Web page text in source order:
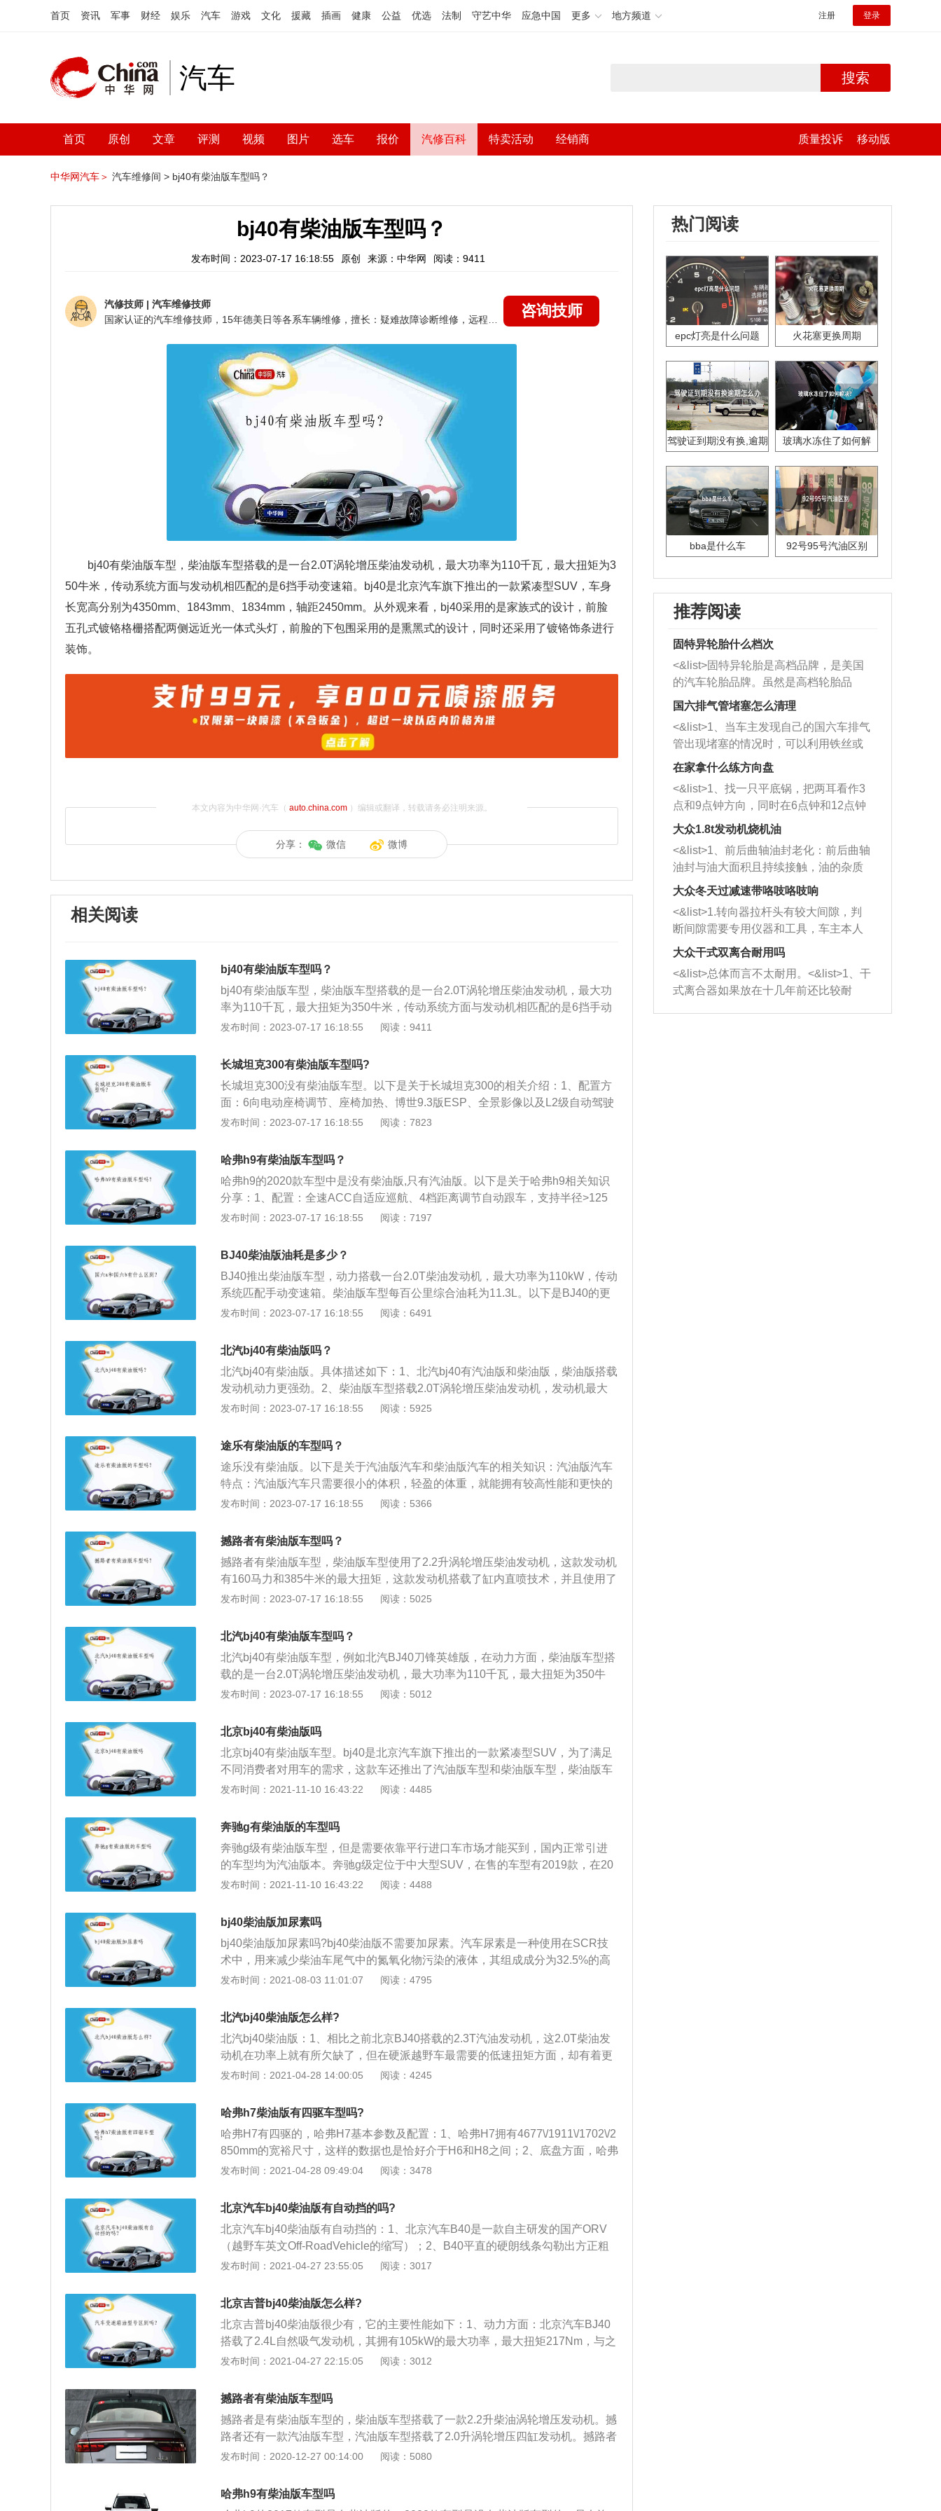
首页 资讯 军事 财经 娱乐 汽车 游戏 文化 援藏 插画 健康 公益 优选 法制 守艺中华 应急中国 更多 地方频道 注册 登录
汽车 搜索
首页 原创 文章 评测 视频 图片 选车 报价 汽修百科 特卖活动 经销商 质量投诉 移动版
中华网汽车＞ 汽车维修间 > bj40有柴油版车型吗？
bj40有柴油版车型吗？
发布时间：2023-07-17 16:18:55 原创 来源：中华网 阅读：9411
汽修技师 | 汽车维修技师
咨询技师
bj40有柴油版车型，柴油版车型搭载的是一台2.0T涡轮增压柴油发动机，最大功率为110千瓦，最大扭矩为3
50牛米，传动系统方面与发动机相匹配的是6挡手动变速箱。bj40是北京汽车旗下推出的一款紧凑型SUV，车身
长宽高分别为4350mm、1843mm、1834mm，轴距2450mm。从外观来看，bj40采用的是家族式的设计，前脸
五孔式镀铬格栅搭配两侧远近光一体式头灯，前脸的下包围采用的是熏黑式的设计，同时还采用了镀铬饰条进行
装饰。
本文内容为中华网·汽车（ auto.china.com）编辑或翻译，转载请务必注明来源。
分享： 微信 微博
相关阅读
bj40有柴油版车型吗？
bj40有柴油版车型，柴油版车型搭载的是一台2.0T涡轮增压柴油发动机，最大功
率为110千瓦，最大扭矩为350牛米，传动系统方面与发动机相匹配的是6挡手动
变速箱。bj40是北京汽车旗下推出的一款紧凑型SUV，车身长宽高分别为4350m
计，前脸五孔式镀铬格栅搭配两侧远近光一体式头灯，前脸的下包围采用的是熏
黑式的设计，同时还采用了镀铬饰条进行装饰。
发布时间：2023-07-17 16:18:55 阅读：9411
长城坦克300有柴油版车型吗?
长城坦克300没有柴油版车型。以下是关于长城坦克300的相关介绍：1、配置方
面：6向电动座椅调节、座椅加热、博世9.3版ESP、全景影像以及L2级自动驾驶
技术、ACC自适应巡航和智能驾驶辅助等功能。2、外观方面：方正的车头搭配
面：长城坦克300搭载2.0T-L4发动机，最大功率167kW，最大扭矩387N·m，配
备8挡手自一体变速箱。
发布时间：2023-07-17 16:18:55 阅读：7823
哈弗h9有柴油版车型吗？
哈弗h9的2020款车型中是没有柴油版,只有汽油版。以下是关于哈弗h9相关知识
分享：1、配置：全速ACC自适应巡航、4档距离调节自动跟车，支持半径>125
米弯路的跟随功能；具备跟停功能及从静止跟随起步功能，能够很好地工作在雨
KW最大扭矩385N·m（1800-3600rpm）、采用缸内直喷、双流道增压器、双VV
T、双侧置平衡轴等技术，≥92号汽油均满足使用。
发布时间：2023-07-17 16:18:55 阅读：7197
BJ40柴油版油耗是多少？
BJ40推出柴油版车型，动力搭载一台2.0T柴油发动机，最大功率为110kW，传动
系统匹配手动变速箱。柴油版车型每百公里综合油耗为11.3L。以下是BJ40的更
多资料：1、北京吉普BJ40是一款国产ORV越野车，于2013年12月28日上市。
mm。2、北京汽车BJ40汽油版车型搭载的是2.3T涡轮增压发动机，其最大功率为
170kW，峰值扭矩为345牛·米。与之匹配的是6速手自一体变速箱。
发布时间：2023-07-17 16:18:55 阅读：6491
北汽bj40有柴油版吗？
北汽bj40有柴油版。具体描述如下：1、北汽bj40有汽油版和柴油版，柴油版搭载
发动机动力更强劲。2、柴油版车型搭载2.0T涡轮增压柴油发动机，发动机最大
功率为110kw，最大扭矩为350牛米，传动系统配置与发动机相匹配6挡手动变速
扭矩更大，极端条件下行驶，顺利通过极限险恶路况。
发布时间：2023-07-17 16:18:55 阅读：5925
途乐有柴油版的车型吗？
途乐没有柴油版。以下是关于汽油版汽车和柴油版汽车的相关知识：汽油版汽车
特点：汽油版汽车只需要很小的体积，轻盈的体重，就能拥有较高性能和更快的
响应速度，宽泛的转速区间也能够带来更好的操控感觉。但汽油机所以热效率比
重。但也正是柴油机因为高压缩比低转速的特性，能把热量更好的转化成动能，
所以柴油机有着更好的热效率，也就是更好的油耗表现。
发布时间：2023-07-17 16:18:55 阅读：5366
撼路者有柴油版车型吗？
撼路者有柴油版车型，柴油版车型使用了2.2升涡轮增压柴油发动机，这款发动机
有160马力和385牛米的最大扭矩，这款发动机搭载了缸内直喷技术，并且使用了
铝合金缸盖和铸铁缸体，与这款发动机匹配的是6速手动变速箱。撼路者的前悬
版车型也有四驱版车型，四驱版车型搭载了全时四驱系统，并且使用了多片离合
器式中央差速器。
发布时间：2023-07-17 16:18:55 阅读：5025
北汽bj40有柴油版车型吗？
北汽bj40有柴油版车型，例如北汽BJ40刀锋英雄版，在动力方面，柴油版车型搭
载的是一台2.0T涡轮增压柴油发动机，最大功率为110千瓦，最大扭矩为350牛
米，在传动系统方面，与发动机相匹配的是6挡手动变速箱。北汽bj40平直的硬朗
号，夸张的前后保险杠和突出的轮眉增添了野性之美。该车的车内配置广角倒车
雷达、电动可折叠外后车镜、顶置音响、室内灯、出风口兼具饮料冷藏功能，增
强了车型便捷易用的特质。
发布时间：2023-07-17 16:18:55 阅读：5012
北京bj40有柴油版吗
北京bj40有柴油版车型。bj40是北京汽车旗下推出的一款紧凑型SUV，为了满足
不同消费者对用车的需求，这款车还推出了汽油版车型和柴油版车型，柴油版车
型搭载的发动机动力更加强劲。在动力方面，柴油版车型搭载的是一台2.0T涡轮
动系统方面，与发动机相匹配的是6挡手动变速箱。柴油版车型与汽油版车型在
外观方面基本保持一致，整体的外观依旧采用的是方正的造型，柴油版车型的发
布进一步丰富了bj40系列车型的产品线。柴油版车型还推出了两门版车型和四门
版车型供消费者选择，对于越野爱好者来说，柴油版的车型会更加吸引人，因为
柴油版车型搭载的发动机产生的扭矩更大，在极端的条件下行驶，能够顺利通过
之后，汽车的动力表现会更加优秀。
发布时间：2021-11-10 16:43:22 阅读：4485
奔驰g有柴油版的车型吗
奔驰g级有柴油版车型，但是需要依靠平行进口车市场才能买到，国内正常引进
的车型均为汽油版本。奔驰g级定位于中大型SUV，在售的车型有2019款，在20
19年5月上市，符合国六排放标准。2019款奔驰g级的长、宽、高分别为4857m
方式，四驱形式为全时四驱，中央差速器类型为开放式差速器。2019款奔驰g级
的前、后悬架为双叉臂式独立悬架和整体桥式非独立悬架，车体结构为非承载
式。2019款奔驰g级的安全配置有:主/副驾驶位安全气囊、前排侧气囊、前/后排
头部气囊、胎压监测、前排安全带未系提醒、儿童座椅接口、ABS防抱死、制动
力分配、刹车辅助、牵引力控制、车身稳定系统、并线辅助、车道偏离预警系
本发动机，匹配9档手自一体变速箱。4.0T版本发动机的最大输出动力为310千
瓦，最大扭矩为610牛/米，最高车速为210千米/小时，百公里加速时间为5.9秒，
工信部公布的百公里综合油耗为11.8L。
发布时间：2021-11-10 16:43:22 阅读：4488
bj40柴油版加尿素吗
bj40柴油版加尿素吗?bj40柴油版不需要加尿素。汽车尿素是一种使用在SCR技
术中，用来减少柴油车尾气中的氮氧化物污染的液体，其组成成分为32.5%的高
纯尿素和67.5%的去离子水。以下是尿素泵的组成以及原理：1、尿素泵主要由电
状态，供给和清空；3、向尿素喷射系统供给液体时，电机驱动供给泵，将尿素
溶液从尿素箱中输送到压力容腔中，一部分尿素溶液用于喷射，一部分通过节流
孔回流到尿素箱。
发布时间：2021-08-03 11:01:07 阅读：4795
北汽bj40柴油版怎么样?
北汽bj40柴油版：1、相比之前北京BJ40搭载的2.3T汽油发动机，这2.0T柴油发
动机在功率上就有所欠缺了，但在硬派越野车最需要的低速扭矩方面，却有着更
好的表现；2、这台柴油发动机是玉柴在乘用车发动机上，技术含量和优化程度
之处，能够明显感觉到充盈的扭矩，车身的动作一点也不拖沓，整个过程很是流
畅；4、对于我们这次行驶最多的盘山公路来说，BJ40柴油版的表现很合格，在
中低转速的时候，动力随叫随到，舍得深踩油门的话，并线超车之类的动力会非
常的轻松。
发布时间：2021-04-28 14:00:05 阅读：4245
哈弗h7柴油版有四驱车型吗?
哈弗H7有四驱的，哈弗H7基本参数及配置：1、哈弗H7拥有4677\/1911\/1702\/2
850mm的宽裕尺寸，这样的数据也是恰好介于H6和H8之间；2、底盘方面，哈弗
H7将采用前麦弗逊后双横臂式四轮独立悬架系统，并有望提供四驱系统，这样的
力方面，预计哈弗H7会搭载长城自主研发的代号为GW4C20的2.0L涡轮增压汽油
机，该机型也用于哈弗H8，但在H7上将为横向布置而非H8的纵向方案；4、而且
输出水平可能会进一步提高，或将达到200kw\/370Nm的惊人表现，变速器则有6
速手动和6速自动两种选择。另外，在上海车展上曾经展示过的油电混合系统未
来也可能用于量产版哈弗H7。
发布时间：2021-04-28 09:49:04 阅读：3478
北京汽车bj40柴油版有自动挡的吗?
北京汽车bj40柴油版有自动挡的：1、北京汽车B40是一款自主研发的国产ORV
（越野车英文Off-RoadVehicle的缩写）；2、B40平直的硬朗线条勾勒出方正粗
犷的车身，前格栅5方孔设计是北京汽车\"越野世家\"的标志性符号，夸张的前后
LED后尾灯都是近年颇为流行的设计样式，90°垂直设计的尾箱简约利落而极富现
代感，这些设计细节的加入，又为B40的经典外观平添了不少时尚元素。
发布时间：2021-04-27 23:55:05 阅读：3017
北京吉普bj40柴油版怎么样?
北京吉普bj40柴油版很少有，它的主要性能如下：1、动力方面：北京汽车BJ40
搭载了2.4L自然吸气发动机，其拥有105kW的最大功率，最大扭矩217Nm，与之
匹配的是5速手动变速箱。且新车还配备了机械式分时四驱系统，并采用非承载
野提供了更好的支持；2、配置方面：北京汽车BJ40定位为硬派SUV，车身尺寸
方面BJ40长宽高分别为4350\/1843\/1837mm，轴距达到2450mm，该尺寸与牧
马人两门版几乎如出一辙，同时后排座椅还可以全部放倒，十分抢眼的空间表现
让车主驾车出行更显舒适；3、作为北京汽车历时6年精心打造的首款越野车，北
京40集时尚硬派设计与超强越野性能于一身，以“唯越野，行无疆”作为品牌核
的实力座驾。北汽集团董事长徐和谊（点击查看最新人物消息）在发布会上表
发布时间：2021-04-27 22:15:05 阅读：3012
撼路者有柴油版车型吗
撼路者是有柴油版车型的，柴油版车型搭载了一款2.2升柴油涡轮增压发动机。撼
路者还有一款汽油版车型，汽油版车型搭载了2.0升涡轮增压四缸发动机。撼路者
是福特旗下的一款中型suv，这款车的长宽高分别是4892毫米，1862毫米，1837
涡轮增压发动机拥有160马力和385牛米的最大扭矩，这款发动机的最大扭矩转速
为1600到2500转每分钟，最大功率转速为3200转每分钟。这款发动机搭载了缸
发布时间：2020-12-27 00:14:00 阅读：5080
哈弗h9有柴油版车型吗
热门阅读
epc灯亮是什么问题 火花塞更换周期
驾驶证到期没有换,逾期
玻璃水冻住了如何解
bba是什么车 92号95号汽油区别
推荐阅读
固特异轮胎什么档次
<&list>固特异轮胎是高档品牌，是美国
的汽车轮胎品牌。虽然是高档轮胎品
牌，但是中高低端的轮胎都有生产，这
也是为了更好的开拓市场。
国六排气管堵塞怎么清理
<&list>1、当车主发现自己的国六车排气
管出现堵塞的情况时，可以利用铁丝或
者是细棍，直接将杂物给取出来，如果
堵塞情况比较严重，也可以采取应急措
施。 <&list>2、直接利用木棍将所有的
杂物推到排气管里面的位置处，然后将
三元催化器拆解开，就可以将堵塞的东
西取出来。但如果是因为积碳过多引起
的堵塞，就需要将三元催化器泡在草酸
洗剂对堵塞的情况得到解决，将清洗剂
放在燃油箱中，与燃油混合后，车辆启
动时，就可以和汽油一起进入到燃烧
室，最后形成废气排出，就可以让三元
催化器得到清洗，排气管堵塞的情况就
能够得到解决。
在家拿什么练方向盘
<&list>1、找一只平底锅，把两耳看作3
点和9点钟方向，同时在6点钟和12点钟
方向做一个标记。 <&list>2、双手握住
一圈半的练习，往右同样也要打相同的
圈数。 <&list>3、最后强调要反复练
习，这样就可以形成肌肉记忆，在真实
驾驶车辆时，不需要记忆也能打好方
向。
大众1.8t发动机烧机油
<&list>1、前后曲轴油封老化：前后曲轴
油封与油大面积且持续接触，油的杂质
和发动机内持续温度变化使其密封效果
逐渐减弱，导致渗油或漏油。<&list>2、
活塞间隙过大：积碳会使活塞环与缸体
的间隙扩大，导致机油流入燃烧室中，
造成烧机油。<&list>3、机油粘度。使用
机油粘度过小的话，同样会有烧机油现
象，机油粘度过小具有很好的流动性，
大众冬天过减速带咯吱咯吱响
<&list>1.转向器拉杆头有较大间隙，判
断间隙需要专用仪器和工具，车主本人
无法制作，需要将车辆送到修理厂或4s
店；<&list>2.车辆半轴套管防尘罩破
裂，破裂后会出现漏油现象，使半轴磨
损严重，磨损的半轴容易损坏，产生异
响；<&list>3.稳定器的转向胶套和球头
大众干式双离合耐用吗
<&list>总体而言不太耐用。<&list>1、干
式离合器如果放在十几年前还比较耐